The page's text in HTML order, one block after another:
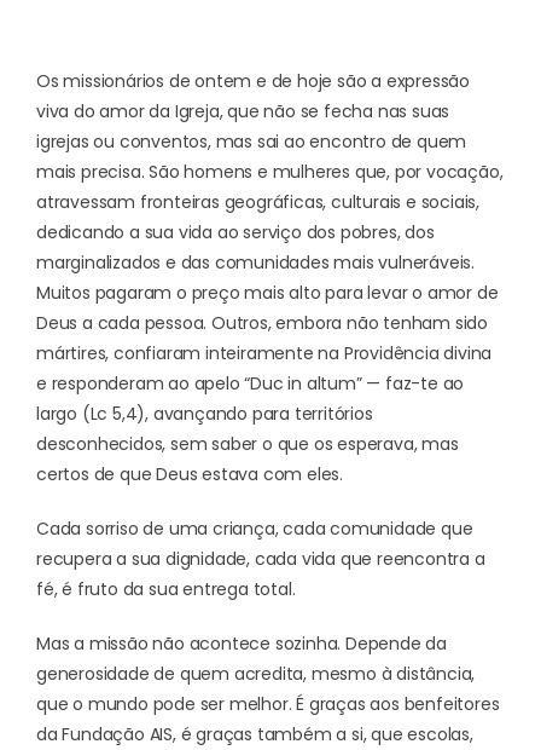
Os missionários de ontem e de hoje são a expressão
viva do amor da Igreja, que não se fecha nas suas
igrejas ou conventos, mas sai ao encontro de quem
mais precisa. São homens e mulheres que, por vocação,
atravessam fronteiras geográficas, culturais e sociais,
dedicando a sua vida ao serviço dos pobres, dos
marginalizados e das comunidades mais vulneráveis.
Muitos pagaram o preço mais alto para levar o amor de
Deus a cada pessoa. Outros, embora não tenham sido
mártires, confiaram inteiramente na Providência divina
e responderam ao apelo “Duc in altum” — faz-te ao
largo (Lc 5,4), avançando para territórios
desconhecidos, sem saber o que os esperava, mas
certos de que Deus estava com eles.
Cada sorriso de uma criança, cada comunidade que
recupera a sua dignidade, cada vida que reencontra a
fé, é fruto da sua entrega total.
Mas a missão não acontece sozinha. Depende da
generosidade de quem acredita, mesmo à distância,
que o mundo pode ser melhor. É graças aos benfeitores
da Fundação AIS, é graças também a si, que escolas,